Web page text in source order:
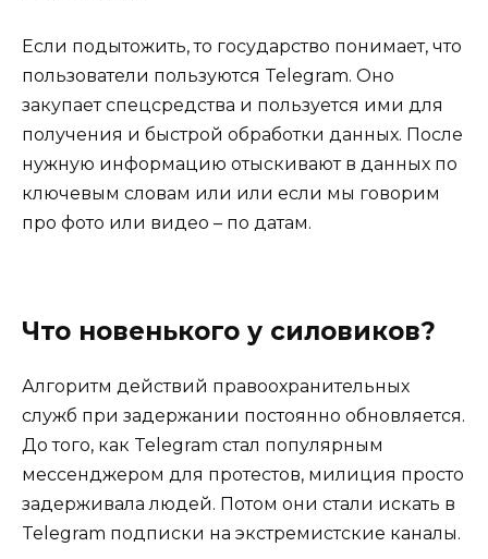
Если подытожить, то государство понимает, что
пользователи пользуются Telegram. Оно
закупает спецсредства и пользуется ими для
получения и быстрой обработки данных. После
нужную информацию отыскивают в данных по
ключевым словам или или если мы говорим
про фото или видео – по датам.
Что новенького у силовиков?
Алгоритм действий правоохранительных
служб при задержании постоянно обновляется.
До того, как Telegram стал популярным
мессенджером для протестов, милиция просто
задерживала людей. Потом они стали искать в
Telegram подписки на экстремистские каналы.